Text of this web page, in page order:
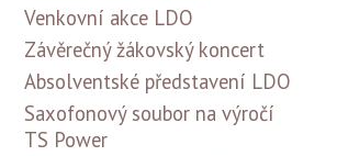
Venkovní akce LDO
Závěrečný žákovský koncert
Absolventské představení LDO
Saxofonový soubor na výročí
TS Power